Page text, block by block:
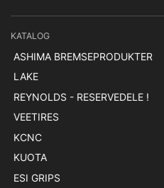
KATALOG
ASHIMA BREMSEPRODUKTER
LAKE
REYNOLDS - RESERVEDELE !
VEETIRES
KCNC
KUOTA
ESI GRIPS